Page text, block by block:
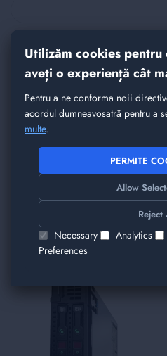
Utilizăm cookies pentru
aveți o experiență cât
Pentru a ne conforma noii
acordul dumneavosatră pentru a
multe.
PERMITE
Allow
Reject
Necessary Analytics
Preferences
Am găsit alte